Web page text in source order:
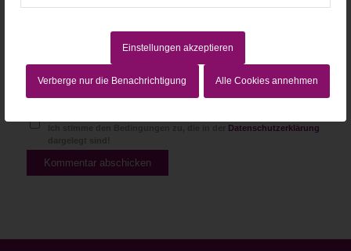
Einstellungen akzeptieren
Verberge nur die Benachrichtigung Alle Cookies annehmen
Datenschutzerklärung